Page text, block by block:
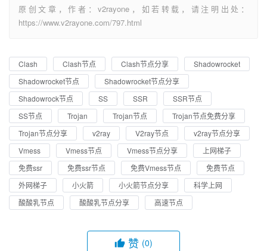
原创文章，作者：v2rayone，如若转载，请注明出处：
https://www.v2rayone.com/797.html
Clash Clash节点 Clash节点分享
Shadowrocket
Shadowrocket节点
Shadowrocket节点分享
Shadowrock节点
SS SSR
SSR节点
SS节点
Trojan Trojan节点
Trojan节点免费分享
Trojan节点分享
v2ray V2ray节点
v2ray节点分享
Vmess
Vmess节点 Vmess节点分享
上网梯子
免费ssr
免费ssr节点 免费Vmess节点
免费节点
外网梯子
小火箭 小火箭节点分享
科学上网
酸酸乳节点
酸酸乳节点分享 高速节点
赞 (0)